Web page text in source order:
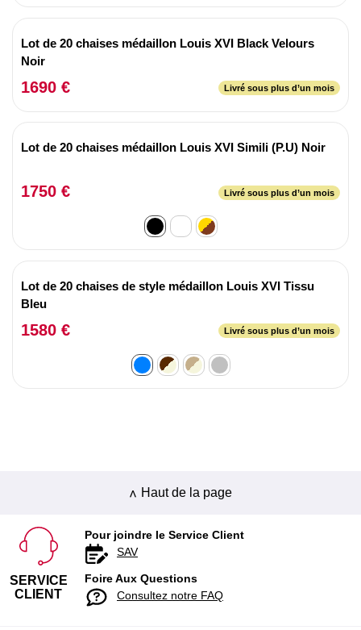
Lot de 20 chaises médaillon Louis XVI Black Velours
Noir
1690 € Livré sous plus d’un mois
Lot de 20 chaises médaillon Louis XVI Simili (P.U) Noir
1750 € Livré sous plus d’un mois
Lot de 20 chaises de style médaillon Louis XVI Tissu
Bleu
1580 € Livré sous plus d’un mois
Haut de la page
SERVICE
CLIENT
Pour joindre le Service Client
SAV
Foire Aux Questions
Consultez notre FAQ